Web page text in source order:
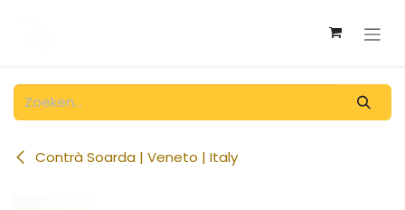
Contrà Soarda | Veneto | Italy